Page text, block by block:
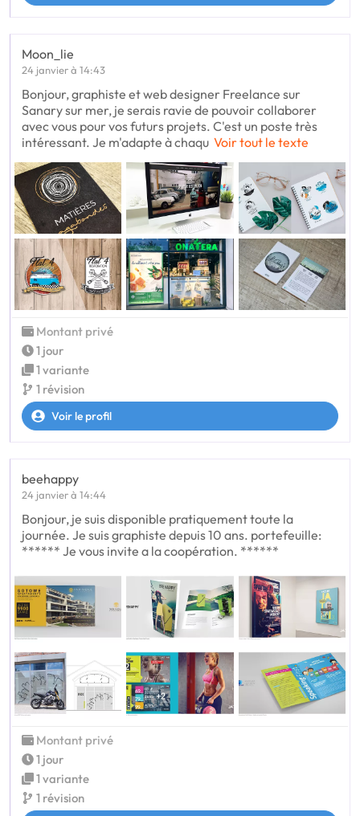
Moon_lie
24 janvier à 14:43
Bonjour, graphiste et web designer Freelance sur
Sanary sur mer, je serais ravie de pouvoir collaborer
avec vous pour vos futurs projets. C'est un poste très
intéressant. Je m'adapte à chaqu Voir tout le texte
Montant privé
1 jour
1 variante
1 révision
Voir le profil
beehappy
24 janvier à 14:44
Bonjour, je suis disponible pratiquement toute la
journée. Je suis graphiste depuis 10 ans. portefeuille:
****** Je vous invite a la coopération. ******
Montant privé
1 jour
1 variante
1 révision